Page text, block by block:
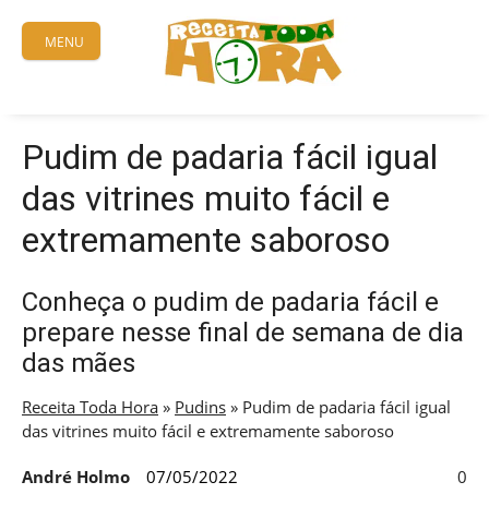
content
MENU
Pudim de padaria fácil igual
das vitrines muito fácil e
extremamente saboroso
Conheça o pudim de padaria fácil e
prepare nesse final de semana de dia
das mães
Receita Toda Hora » Pudins » Pudim de padaria fácil igual
das vitrines muito fácil e extremamente saboroso
André Holmo 07/05/2022 0